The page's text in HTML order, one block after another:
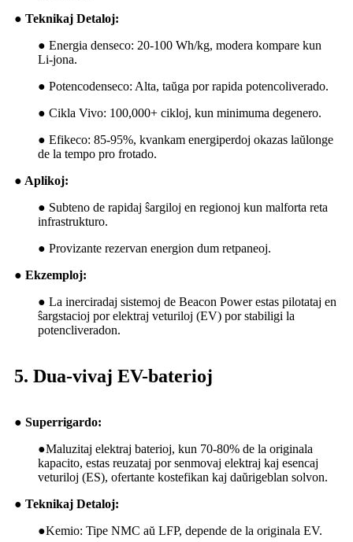
● Teknikaj Detaloj:
● Energia denseco: 20-100 Wh/kg, modera kompare kun
Li-jona.
● Potencodenseco: Alta, taŭga por rapida potencoliverado.
● Cikla Vivo: 100,000+ cikloj, kun minimuma degenero.
● Efikeco: 85-95%, kvankam energiperdoj okazas laŭlonge
de la tempo pro frotado.
● Aplikoj:
● Subteno de rapidaj ŝargiloj en regionoj kun malforta reta
infrastrukturo.
● Provizante rezervan energion dum retpaneoj.
● Ekzemploj:
● La inerciradaj sistemoj de Beacon Power estas pilotataj en
ŝargstacioj por elektraj veturiloj (EV) por stabiligi la
potencliveradon.
5. Dua-vivaj EV-baterioj
● Superrigardo:
●Maluzitaj elektraj baterioj, kun 70-80% de la originala
kapacito, estas reuzataj por senmovaj elektraj kaj esencaj
veturiloj (ES), ofertante kostefikan kaj daŭrigeblan solvon.
● Teknikaj Detaloj:
●Kemio: Tipe NMC aŭ LFP, depende de la originala EV.